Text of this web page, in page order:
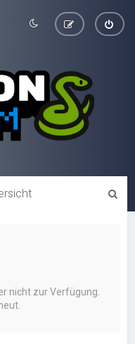
nicht zur Verfügung.